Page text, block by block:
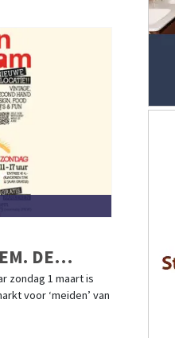
DE
VAN
zondag 1 maart is
voor ‘meiden’ van